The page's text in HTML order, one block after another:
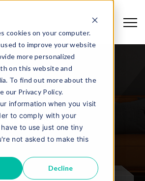
cookies on your computer.
to improve your website
more personalized
on this website and
To find out more about the
our Privacy Policy.
information when you visit
to comply with your
to use just one tiny
not asked to make this
Decline
ต่างบานช่องแสง